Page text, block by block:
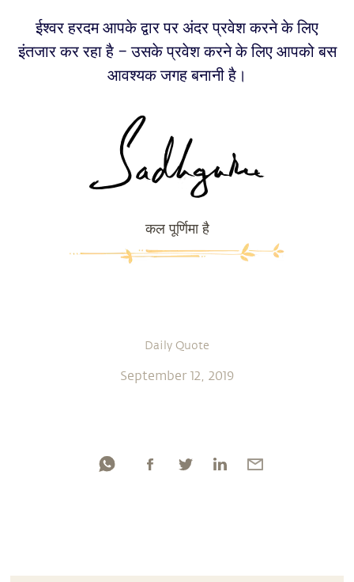
ईश्वर हरदम आपके द्वार पर अंदर प्रवेश करने के लिए
इंतजार कर रहा है – उसके प्रवेश करने के लिए आपको बस
आवश्यक जगह बनानी है।
कल पूर्णिमा है
Daily Quote
September 12, 2019